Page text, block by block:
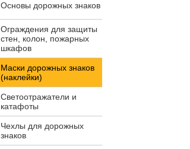
Основы дорожных знаков
Ограждения для защиты
стен, колон, пожарных
шкафов
Маски дорожных знаков
(наклейки)
Светоотражатели и
катафоты
Чехлы для дорожных
знаков